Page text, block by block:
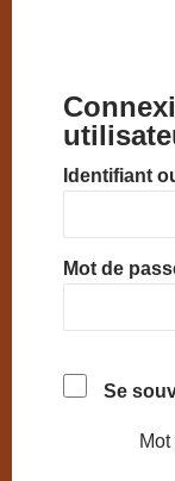
Identifiant
Mot de
Se